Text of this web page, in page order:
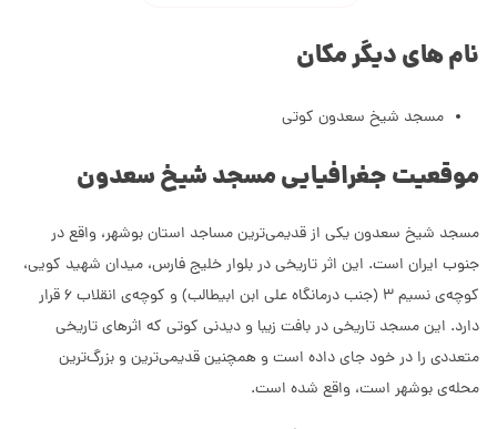
نام های دیگر مکان
مسجد شیخ سعدون کوتی
موقعیت جغرافیایی مسجد شیخ سعدون
مسجد شیخ سعدون یکی از قدیمی‌ترین مساجد استان بوشهر، واقع در
جنوب ایران است. این اثر تاریخی در بلوار خلیج فارس، میدان شهید کویی،
کوچه‌ی نسیم 3 (جنب درمانگاه علی ابن ابیطالب) و کوچه‌ی انقلاب 6 قرار
دارد. این مسجد تاریخی در بافت زیبا و دیدنی کوتی که اثرهای تاریخی
متعددی را در خود جای داده است و همچنین قدیمی‌ترین و بزرگ‌ترین
محله‌ی بوشهر است، واقع شده است.